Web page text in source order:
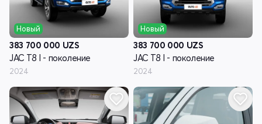
Новый
383 700 000 UZS
JAC T8 I - поколение
2024
Новый
383 700 000 UZS
JAC T8 I - поколение
2024